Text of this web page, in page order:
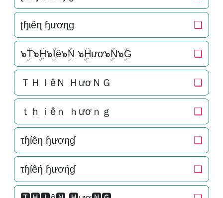
ʈɧɩêɳ ɧươɳɡ ❏
๖ۣۜT๖ۣۜH๖ۣۜIê๖ۣۜN ๖ۣۜHươ๖ۣۜN๖ۣۜG ❏
ＴＨＩêＮ ＨươＮＧ ❏
ｔｈｉêｎ ｈươｎｇ ❏
τɧίêη ɧươηɠ ❏
τɧίêή ɧươήɠ ❏